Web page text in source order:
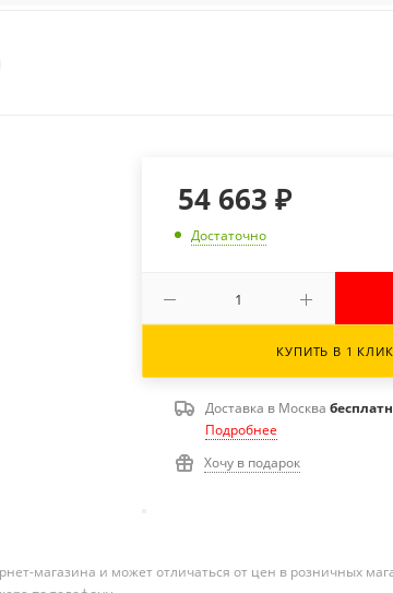
54 663 ₽
Достаточно
КУПИТЬ В 1 КЛИК
Доставка в Москва
Подробнее
Хочу в подарок
магазина и может отличаться от цен в розничных